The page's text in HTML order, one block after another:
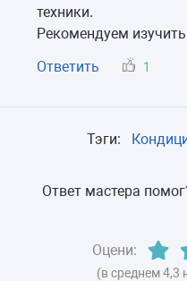
техники.
Рекомендуем
Ответить
1
Тэги:
Ответ мастера
Оцени:
(в среднем 4,3